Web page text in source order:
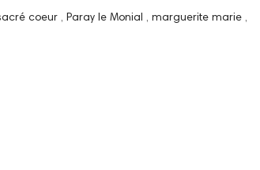
coeur , Paray le Monial , marguerite marie ,